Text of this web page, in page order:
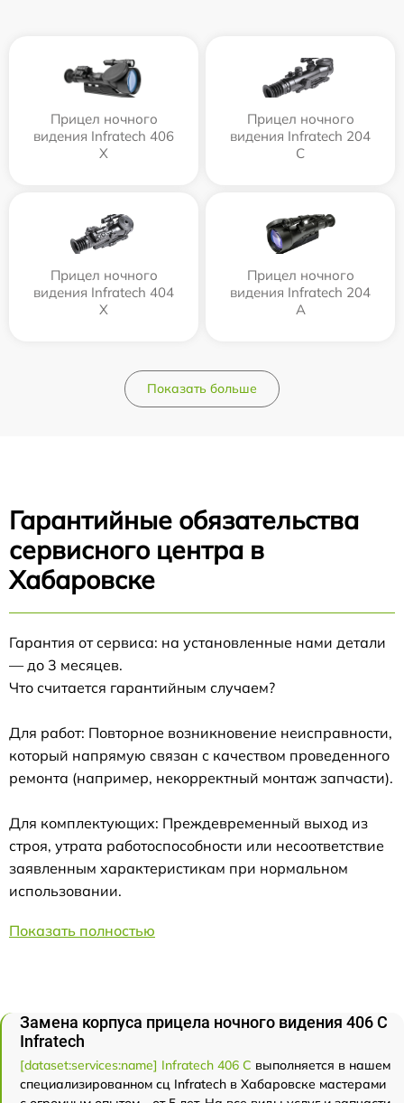
Прицел ночного
видения Infratech 406
Х
Прицел ночного
видения Infratech 204
С
Прицел ночного
видения Infratech 404
Х
Прицел ночного
видения Infratech 204
А
Показать больше
Гарантийные обязательства
сервисного центра в
Хабаровске
Гарантия от сервиса: на установленные нами детали
— до 3 месяцев.
Что считается гарантийным случаем?
Для работ: Повторное возникновение неисправности,
который напрямую связан с качеством проведенного
ремонта (например, некорректный монтаж запчасти).
Для комплектующих: Преждевременный выход из
строя, утрата работоспособности или несоответствие
заявленным характеристикам при нормальном
использовании.
Показать полностью
Замена корпуса прицела ночного видения 406 С
Infratech
[dataset:services:name] Infratech 406 С выполняется в нашем
специализированном сц Infratech в Хабаровске мастерами